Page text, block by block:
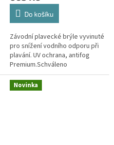
Do košíku
Závodní plavecké brýle vyvinuté
pro snížení vodního odporu při
plavání. UV ochrana, antifog
Premium.Schváleno
mezinárodní plaveckou federací
FINA.
Novinka